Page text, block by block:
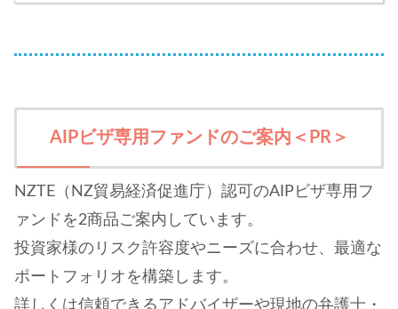
AIPビザ専用ファンドのご案内＜PR＞
NZTE（NZ貿易経済促進庁）認可のAIPビザ専用フ
ァンドを2商品ご案内しています。
投資家様のリスク許容度やニーズに合わせ、最適な
ポートフォリオを構築します。
詳しくは信頼できるアドバイザーや現地の弁護士・